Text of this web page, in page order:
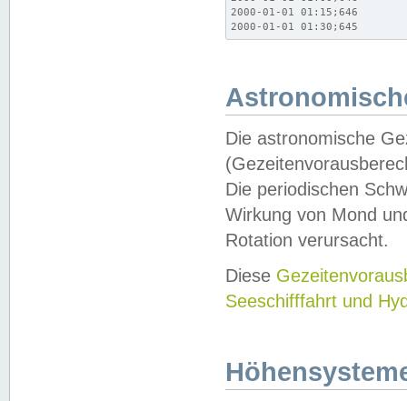
2000-01-01 01:15;646
2000-01-01 01:30;645
Die astronomische
Die periodischen
Wirkung von Mond
Rotation verursacht.
Diese
Seeschifffahrt und